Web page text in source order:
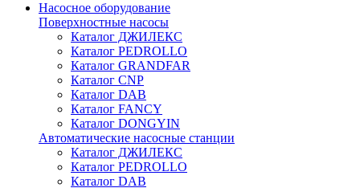
Насосное оборудование
Поверхностные насосы
Каталог ДЖИЛЕКС
Каталог PEDROLLO
Каталог GRANDFAR
Каталог CNP
Каталог DAB
Каталог FANCY
Каталог DONGYIN
Автоматические насосные станции
Каталог ДЖИЛЕКС
Каталог PEDROLLO
Каталог DAB